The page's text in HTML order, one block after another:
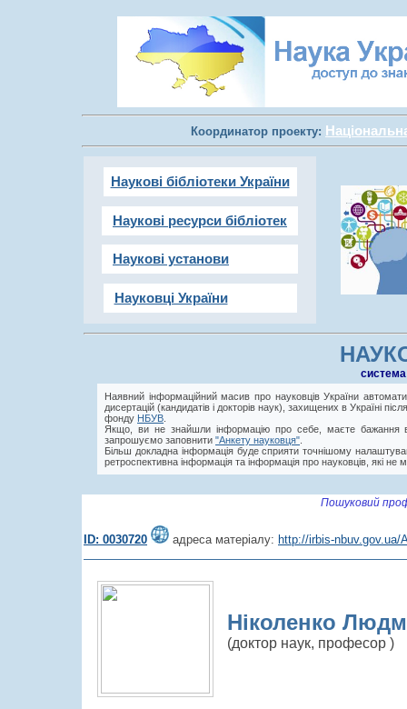
Координатор проекту:
Наукові бібліотеки України
Наукові ресурси бібліотек
Наукові установи
Науковці України
cистема
Наявний інформаційний масив про науковців України
дисертацій (кандидатів і докторів наук), захищених в Україні
фонду НБУВ
Якщо, ви не знайшли інформацію про себе, маєте бажання
запрошуємо заповнити "Анкету науковця"
Більш докладна інформація буде сприяти точнішому
ретроспективна інформація та інформація про науковців, які не
Пошуковий
ID: 0030720 адреса матеріалу: http://irbis-nbuv.gov.ua/
Ніколенко
(доктор наук, професор )